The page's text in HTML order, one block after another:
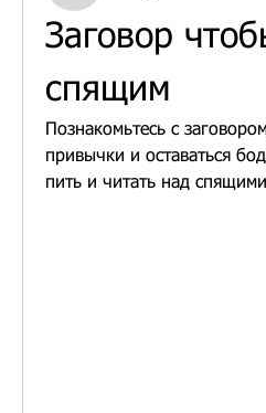
Заговор
спящим
Познакомьтесь с
привычки и оставаться
пить и читать над